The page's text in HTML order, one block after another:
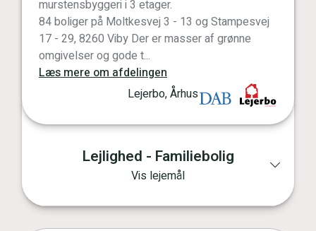
murstensbyggeri i 3 etager.
84 boliger på Moltkesvej 3 - 13 og Stampesvej
17 - 29, 8260 Viby Der er masser af grønne
omgivelser og gode t...
Læs mere om afdelingen
Lejerbo, Århus
Lejlighed - Familiebolig
Vis lejemål